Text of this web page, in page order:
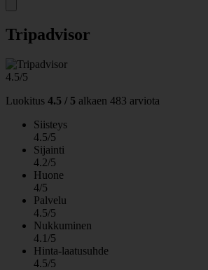
Tripadvisor
4.5/5
Luokitus 4.5 / 5 alkaen 483 arviota
Siisteys
4.5/5
Sijainti
4.2/5
Huone
4/5
Palvelu
4.5/5
Nukkuminen
4.1/5
Hinta-laatusuhde
4.5/5